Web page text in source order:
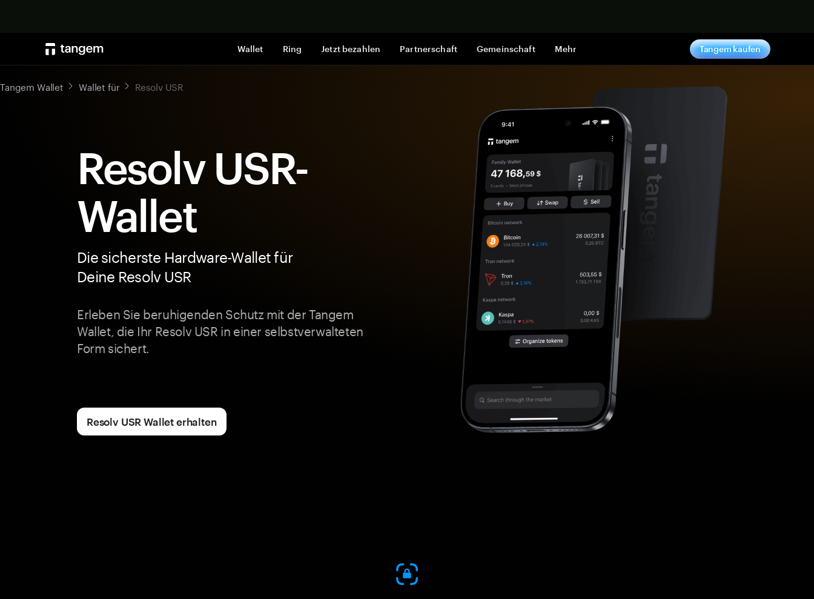
Wallet Ring Jetzt bezahlen Partnerschaft Gemeinschaft Mehr Tangem kaufen
Tangem Wallet Wallet für Resolv USR
Resolv USR-
Wallet
Die sicherste Hardware-Wallet für
Deine Resolv USR
Erleben Sie beruhigenden Schutz mit der Tangem
Wallet, die Ihr Resolv USR in einer selbstverwalteten
Form sichert.
Resolv USR Wallet erhalten